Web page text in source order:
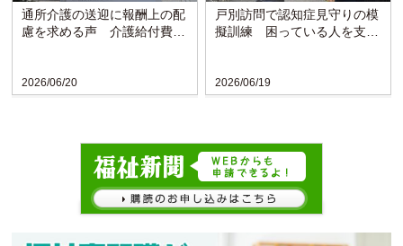
2026/06/20
通所介護の送迎に報酬上の配
慮を求める声 介護給付費分
2026/06/19
戸別訪問で認知症見守りの模
擬訓練 困っている人を支え